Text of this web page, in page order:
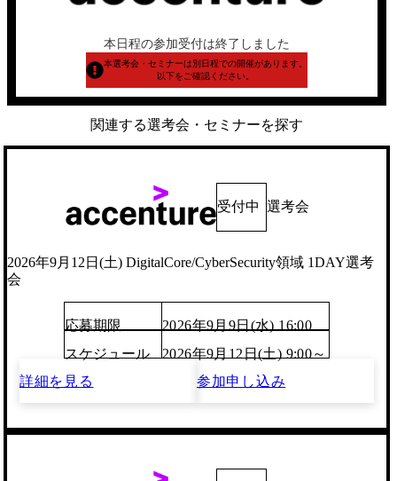
本日程の参加受付は終了しました
本選考会・セミナーは別日程での開催があります。
以下をご確認ください。
関連する選考会・セミナーを探す
受付中 選考会
2026年9月12日(土) DigitalCore/CyberSecurity領域 1DAY選考
会
応募期限
2026年9月9日(水) 16:00
スケジュール
2026年9月12日(土) 9:00～
詳細を見る
参加申し込み